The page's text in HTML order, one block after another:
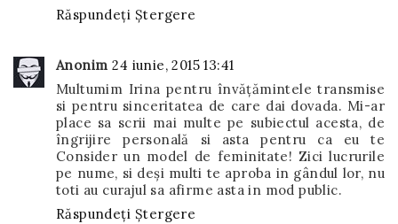
Răspundeți Ștergere
Anonim 24 iunie, 2015 13:41
Multumim Irina pentru învățămintele transmise
si pentru sinceritatea de care dai dovada. Mi-ar
place sa scrii mai multe pe subiectul acesta, de
îngrijire personală si asta pentru ca eu te
Consider un model de feminitate! Zici lucrurile
pe nume, si deși multi te aproba in gândul lor, nu
toti au curajul sa afirme asta in mod public.
Răspundeți Ștergere